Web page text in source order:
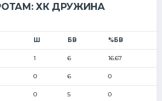
ХК ДРУЖИНА
Ш БВ %БВ
1 6 16.67
0 6 0
0 5 0